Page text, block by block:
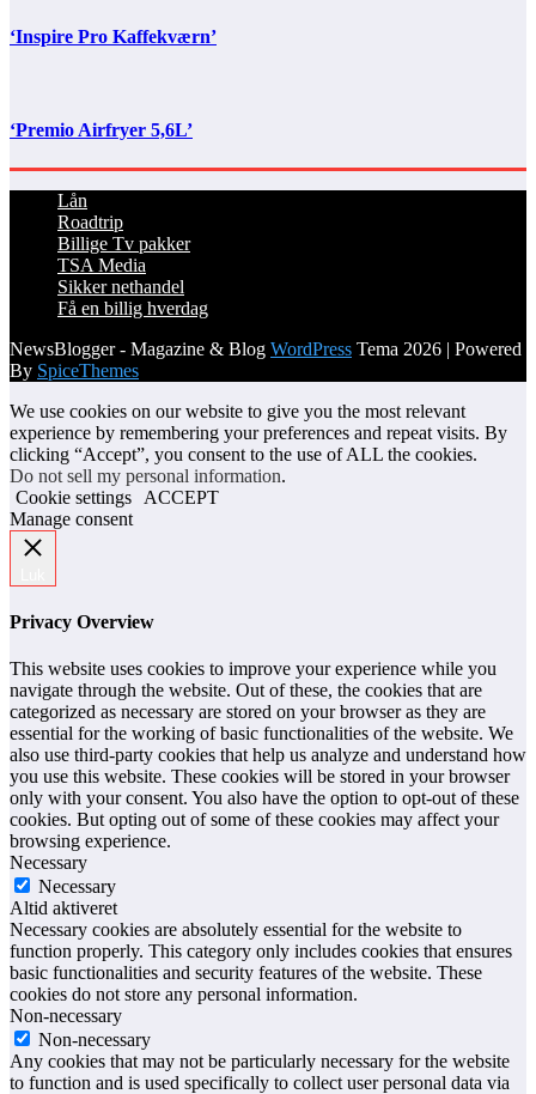
‘Inspire Pro Kaffekværn’
‘Premio Airfryer 5,6L’
Lån
Roadtrip
Billige Tv pakker
TSA Media
Sikker nethandel
Få en billig hverdag
NewsBlogger - Magazine & Blog WordPress Tema 2026 | Powered
By SpiceThemes
We use cookies on our website to give you the most relevant
experience by remembering your preferences and repeat visits. By
clicking “Accept”, you consent to the use of ALL the cookies.
Do not sell my personal information.
Cookie settings
ACCEPT
Manage consent
Privacy Overview
This website uses cookies to improve your experience while you
navigate through the website. Out of these, the cookies that are
categorized as necessary are stored on your browser as they are
essential for the working of basic functionalities of the website. We
also use third-party cookies that help us analyze and understand how
you use this website. These cookies will be stored in your browser
only with your consent. You also have the option to opt-out of these
cookies. But opting out of some of these cookies may affect your
browsing experience.
Necessary
Necessary
Altid aktiveret
Necessary cookies are absolutely essential for the website to
function properly. This category only includes cookies that ensures
basic functionalities and security features of the website. These
cookies do not store any personal information.
Non-necessary
Non-necessary
Any cookies that may not be particularly necessary for the website
to function and is used specifically to collect user personal data via